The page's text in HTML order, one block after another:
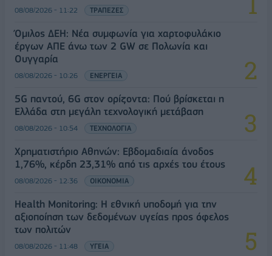
08/08/2026 - 11:22 ΤΡΑΠΕΖΕΣ
Όμιλος ΔΕΗ: Νέα συμφωνία για χαρτοφυλάκιο
έργων ΑΠΕ άνω των 2 GW σε Πολωνία και
Ουγγαρία
08/08/2026 - 10:26 ΕΝΕΡΓΕΙΑ
5G παντού, 6G στον ορίζοντα: Πού βρίσκεται η
Ελλάδα στη μεγάλη τεχνολογική μετάβαση
08/08/2026 - 10:54 ΤΕΧΝΟΛΟΓΙΑ
Χρηματιστήριο Αθηνών: Εβδομαδιαία άνοδος
1,76%, κέρδη 23,31% από τις αρχές του έτους
08/08/2026 - 12:36 ΟΙΚΟΝΟΜΙΑ
Health Monitoring: Η εθνική υποδομή για την
αξιοποίηση των δεδομένων υγείας προς όφελος
των πολιτών
08/08/2026 - 11:48 ΥΓΕΙΑ